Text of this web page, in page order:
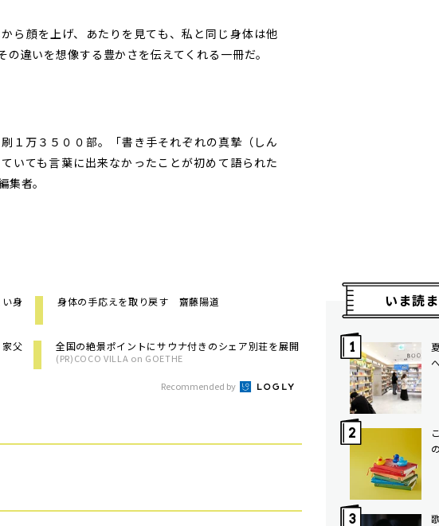
ら顔を上げ、あたりを見ても、私と同じ身体は他
違いを想像する豊かさを伝えてくれる一冊だ。
１万３５００部。「書き手それぞれの真摯（しん
いても言葉に出来なかったことが初めて語られた
者。
身
身体の手応えを取り戻す 齋藤陽道
父
全国の絶景ポイントにサウナ付きのシェア別荘を展開
(PR)COCO VILLA on GOETHE
Recommended by
いま読